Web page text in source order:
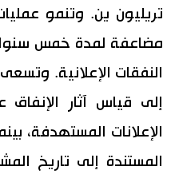
تريليون ين. وتنمو
مضاعفة لمدة خمس
النفقات الإعلانية.
إلى قياس آثار الإنفاق
الإعلانات المستهدفة،
المستندة إلى تاريخ